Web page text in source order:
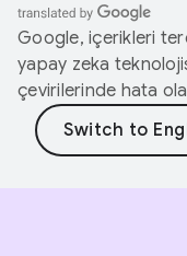
Google, içerikleri
yapay zeka
çevirilerinde hata